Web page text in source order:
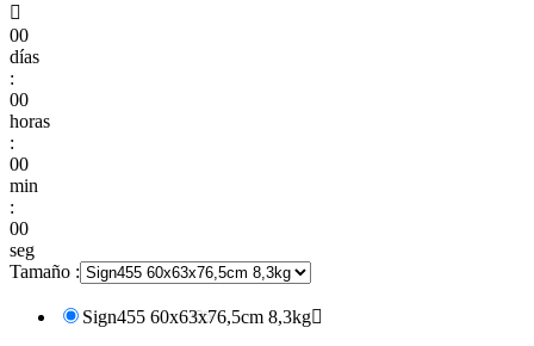

00
días
:
00
horas
:
00
min
:
00
seg
Tamaño :
Sign455 60x63x76,5cm 8,3kg